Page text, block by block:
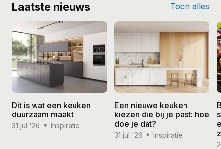
Laatste nieuws Toon alles
Dit is wat een keuken
duurzaam maakt
31 jul '26 Inspiratie
Een nieuwe keuken
kiezen die bij je past: hoe
doe je dat?
31 jul '26 Inspiratie